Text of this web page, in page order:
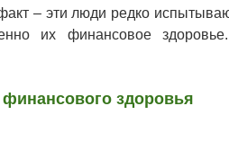
– эти люди редко
их финансовое
здоровья